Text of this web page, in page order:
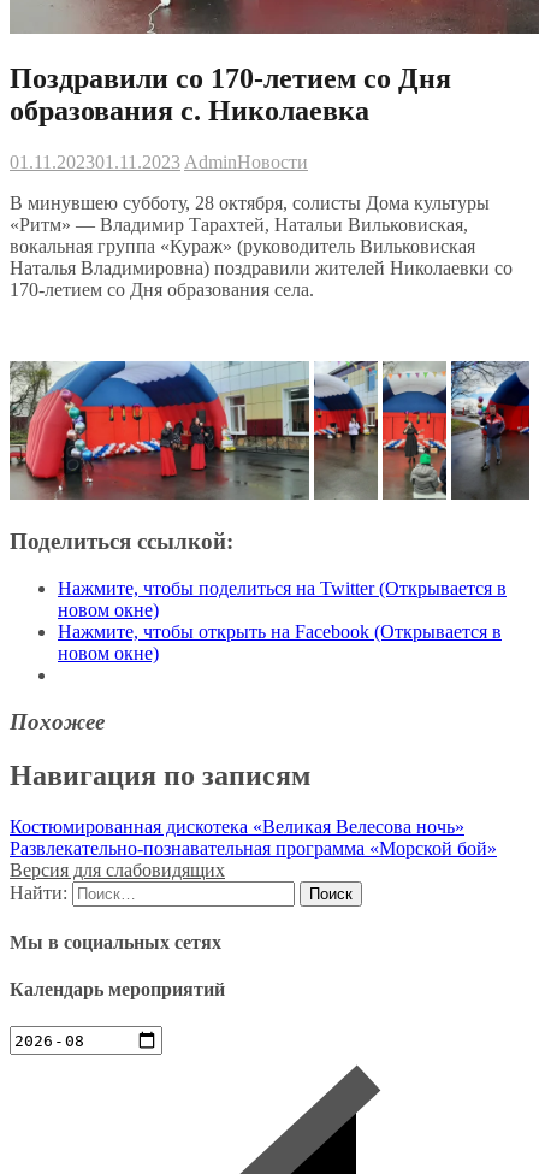
Поздравили со 170-летием со Дня
образования с. Николаевка
01.11.202301.11.2023 AdminНовости
В минувшею субботу, 28 октября, солисты Дома культуры
«Ритм» — Владимир Тарахтей, Натальи Вильковиская,
вокальная группа «Кураж» (руководитель Вильковиская
Наталья Владимировна) поздравили жителей Николаевки со
170-летием со Дня образования села.
Поделиться ссылкой:
Нажмите, чтобы поделиться на Twitter (Открывается в
новом окне)
Нажмите, чтобы открыть на Facebook (Открывается в
новом окне)
Похожее
Навигация по записям
Костюмированная дискотека «Великая Велесова ночь»
Развлекательно-познавательная программа «Морской бой»
Версия для слабовидящих
Найти:
Мы в социальных сетях
Календарь мероприятий